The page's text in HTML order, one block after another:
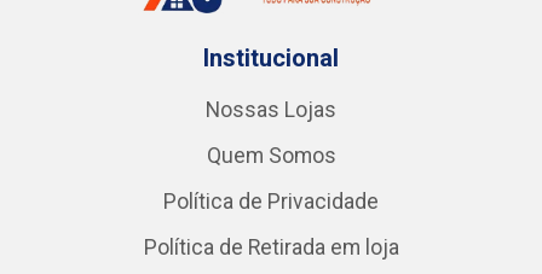
Institucional
Nossas Lojas
Quem Somos
Política de Privacidade
Política de Retirada em loja